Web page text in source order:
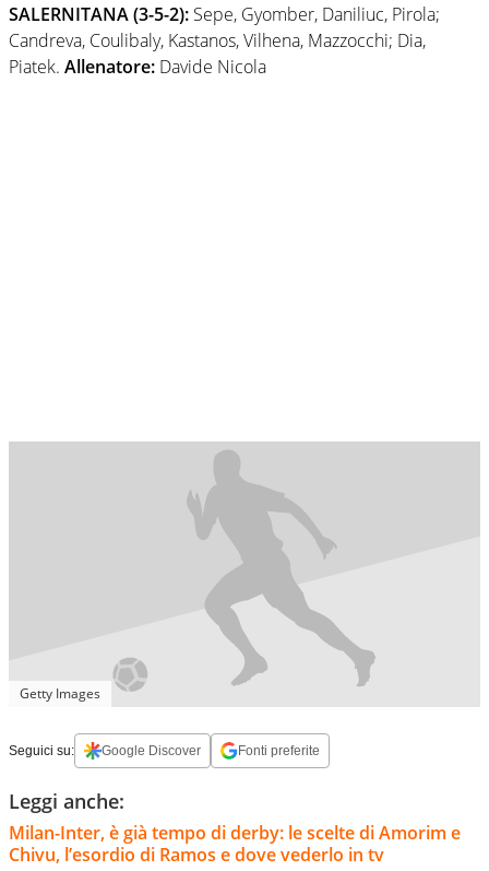
SALERNITANA (3-5-2): Sepe, Gyomber, Daniliuc, Pirola;
Candreva, Coulibaly, Kastanos, Vilhena, Mazzocchi; Dia,
Piatek. Allenatore: Davide Nicola
Getty Images
Seguici su: Google Discover Fonti preferite
Leggi anche:
Milan-Inter, è già tempo di derby: le scelte di Amorim e
Chivu, l’esordio di Ramos e dove vederlo in tv